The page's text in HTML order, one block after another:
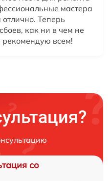
мастера
Теперь
как ни в чем не
всем!
со